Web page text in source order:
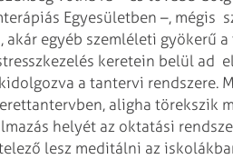
Egyesületben –, mégis
egyéb szemléleti gyökerű a
keretein belül ad
a tantervi rendszere.
aligha törekszik
helyét az oktatási
lesz meditálni az